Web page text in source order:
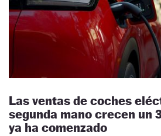
Las ventas de coches
segunda mano crecen un
ya ha comenzado